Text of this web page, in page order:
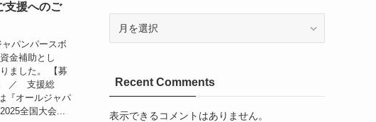
支援へのご
パンパースボ
金補助とし
ました。 【募
／ 支援総
『オールジャパ
全国大会...
Recent Comments
表示できるコメントはありません。